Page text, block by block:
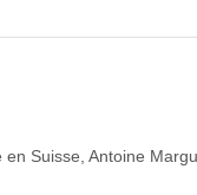
Suisse, Antoine